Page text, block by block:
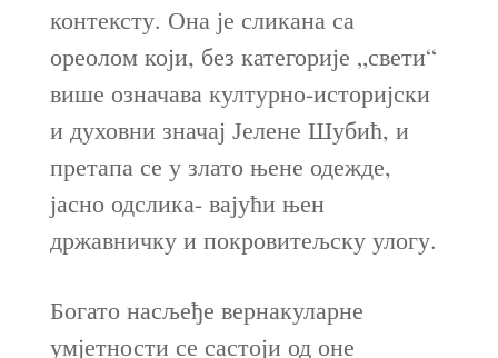
контексту. Она је сликана са
ореолом који, без категорије „свети“
више означава културно-историјски
и духовни значај Јелене Шубић, и
претапа се у злато њене одежде,
јасно одслика- вајући њен
државничку и покровитељску улогу.
Богато насљеђе вернакуларне
умјетности се састоји од оне